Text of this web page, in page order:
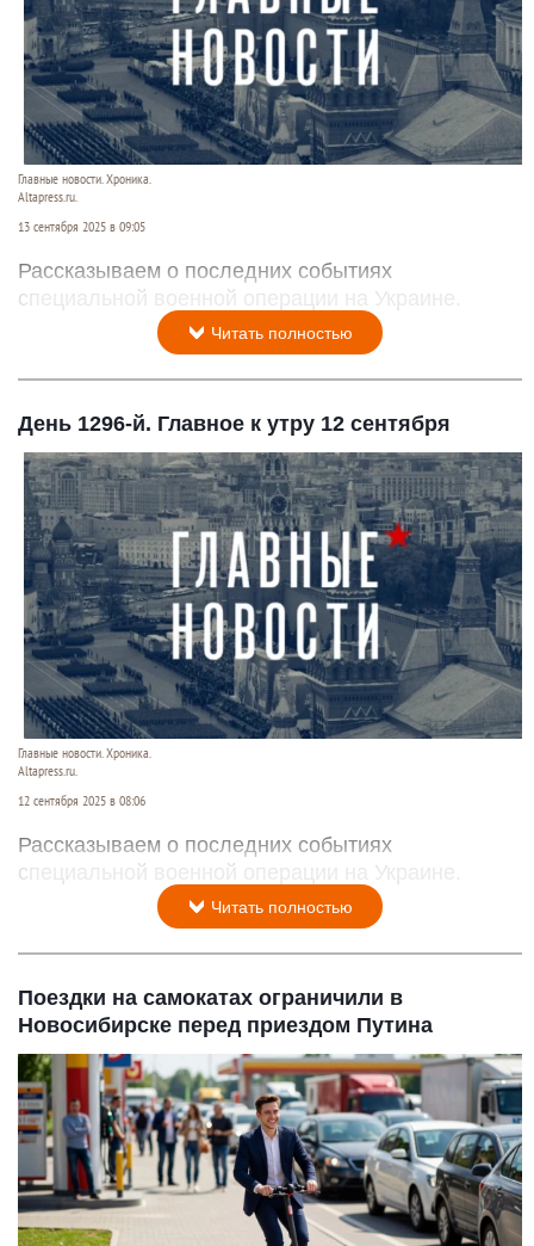
Главные новости. Хроника.
Altapress.ru.
13 сентября 2025 в 09:05
Рассказываем о последних событиях
специальной военной операции на Украине.
Читать полностью
День 1296-й. Главное к утру 12 сентября
Главные новости. Хроника.
Altapress.ru.
12 сентября 2025 в 08:06
Рассказываем о последних событиях
специальной военной операции на Украине.
Читать полностью
Поездки на самокатах ограничили в
Новосибирске перед приездом Путина